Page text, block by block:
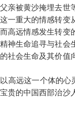
亲被黄沙掩埋去
一重大的情感转
高远情感发生转
神生命追寻与社
社会生命及其价
高远这一个体的
贵的中国西部治